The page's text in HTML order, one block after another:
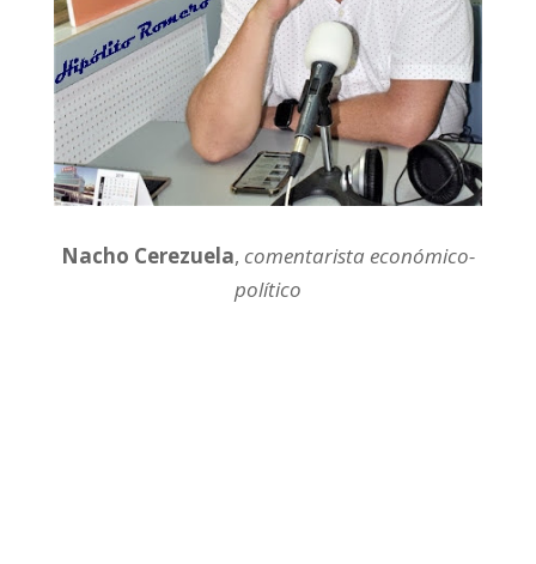
Nacho Cerezuela, comentarista económico-
político